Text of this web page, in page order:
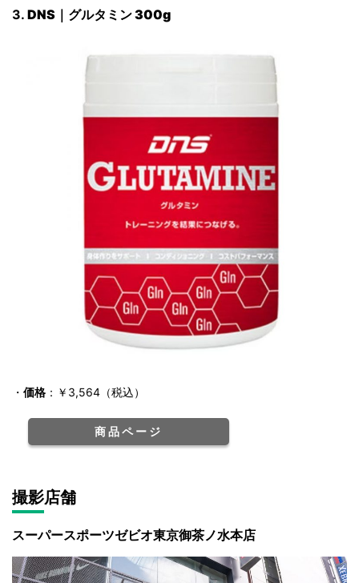
3. DNS ｜ グルタミン300g
・ 価格 ：￥3,564（税込）
商品ページ
撮影店舗
スーパースポーツゼビオ東京御茶ノ水本店